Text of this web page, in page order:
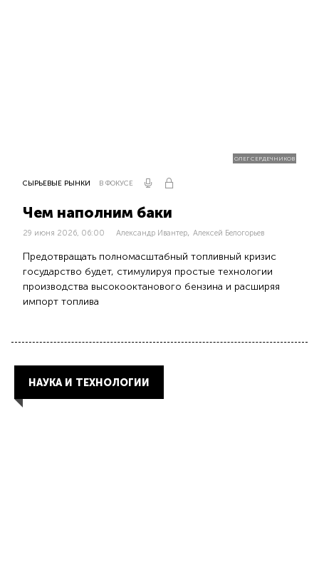
ОЛЕГ СЕРДЕЧНИКОВ
СЫРЬЕВЫЕ РЫНКИ В ФОКУСЕ
Чем наполним баки
29 июня 2026, 06:00 Александр Ивантер, Алексей Белогорьев
Предотвращать полномасштабный топливный кризис
государство будет, стимулируя простые технологии
производства высокооктанового бензина и расширяя
импорт топлива
НАУКА И ТЕХНОЛОГИИ